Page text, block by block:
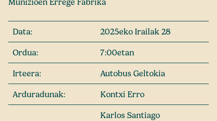
Data: 2025eko Irailak 28
Ordua: 7:00etan
Irteera: Autobus Geltokia
Arduradunak: Kontxi Erro
Karlos Santiago